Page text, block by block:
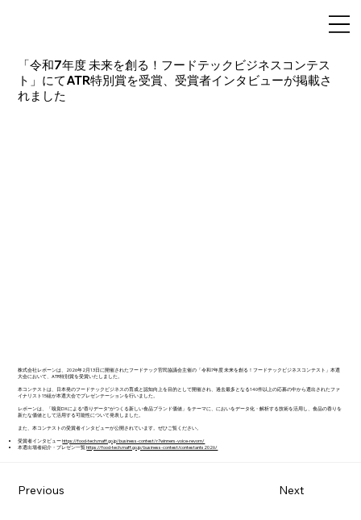
「令和7年度 未来を創る！フードテックビジネスコンテス
ト」にてATR特別賞を受賞、受賞者インタビューが掲載さ
れました
株式会社レボーンは、2026年2月13日に開催されたフードテック官民協議会主催の「令和7年度 未来を創る！フードテックビジネスコンテスト」本選
大会において、ATR特別賞を受賞いたしました。
本コンテストは、日本発のフードテックビジネスの育成と認知向上を目的として開催され、過去最多となる140件以上の応募の中から選出されたファ
イナリスト15組が本選大会でプレゼンテーションを行いました。
レボーンは、「嗅覚DXによる“香りデータ”がつくる新しい食品ブランド価値」をテーマに、においをデータ化・解析する技術を活用し、食品の香りを
新たな価値として活用する可能性について発表しました。
また、本コンテストの受賞者インタビューが公開されています。ぜひご覧ください。
受賞者インタビューhttps://food-tech.maff.go.jp/business-contest/r7winners-voice-revorn/
本選出場者紹介・プレゼン一覧https://food-tech.maff.go.jp/business-contest/contestants2026/
Previous Next